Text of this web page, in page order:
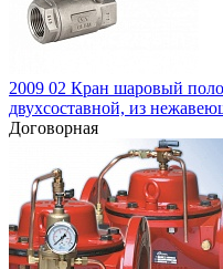
2009 02 Кран шаровый
двухсоставной, из
Договорная